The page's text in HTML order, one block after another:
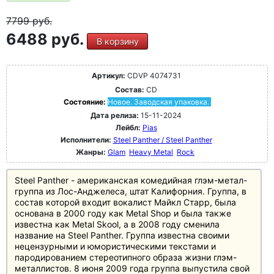
7799руб.
6488 руб. В корзину
Артикул: CDVP 4074731
Состав: CD
Состояние: Новое. Заводская упаковка.
Дата релиза: 15-11-2024
Лейбл: Pias
Исполнители: Steel Panther / Steel Panther
Жанры: Glam Heavy Metal Rock
Steel Panther - американская комедийная глэм-метал-
группа из Лос-Анджелеса, штат Калифорния. Группа, в
состав которой входит вокалист Майкл Старр, была
основана в 2000 году как Metal Shop и была также
известна как Metal Skool, а в 2008 году сменила
название на Steel Panther. Группа известна своими
нецензурными и юмористическими текстами и
пародированием стереотипного образа жизни глэм-
металлистов. 8 июня 2009 года группа выпустила свой